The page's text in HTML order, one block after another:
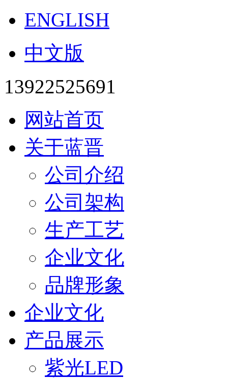
ENGLISH
中文版
13922525691
网站首页
关于蓝晋
公司介绍
公司架构
生产工艺
企业文化
品牌形象
企业文化
产品展示
紫光LED